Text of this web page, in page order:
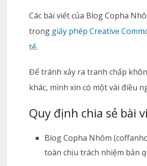
Các bài viết của Blog Copha
trong giấy phép Creative
tế.
Để tránh xảy ra tranh chấp
khác, mình xin có một vài điều
Quy định chia sẻ bài
Blog Copha Nhôm
toàn chịu trách nhiệm bản